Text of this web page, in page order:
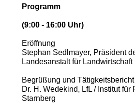
Programm
(9:00 - 16:00 Uhr)
Eröffnung
Stephan Sedlmayer, Präsident
Landesanstalt für Landwirtschaft
Begrüßung und Tätigkeitsbericht
Dr. H. Wedekind, LfL / Institut für
Starnberg